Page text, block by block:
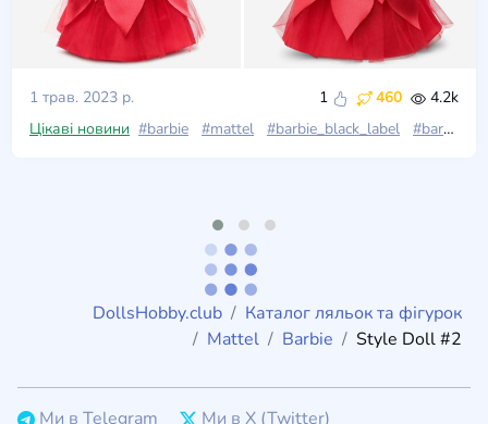
1 трав. 2023 р. 1 460
4.2k
Цікаві новини #barbie #mattel #barbie_black_label #barbie_gold_label
DollsHobby.club
Каталог ляльок та фігурок
Mattel
Barbie Style Doll #2
Ми в Telegram Ми в X (Twitter)